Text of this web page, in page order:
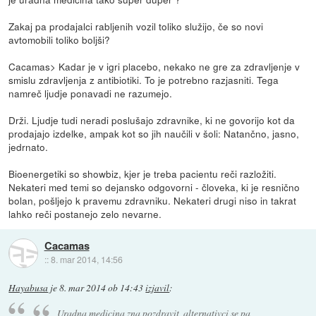
Zakaj pa prodajalci rabljenih vozil toliko služijo, če so novi
avtomobili toliko boljši?
Cacamas> Kadar je v igri placebo, nekako ne gre za zdravljenje v
smislu zdravljenja z antibiotiki. To je potrebno razjasniti. Tega
namreč ljudje ponavadi ne razumejo.
Drži. Ljudje tudi neradi poslušajo zdravnike, ki ne govorijo kot da
prodajajo izdelke, ampak kot so jih naučili v šoli: Natančno, jasno,
jedrnato.
Bioenergetiki so showbiz, kjer je treba pacientu reči razložiti.
Nekateri med temi so dejansko odgovorni - človeka, ki je resnično
bolan, pošljejo k pravemu zdravniku. Nekateri drugi niso in takrat
lahko reči postanejo zelo nevarne.
Cacamas
::8. mar 2014, 14:56
Hayabusa je8. mar 2014 ob 14:43izjavil:
Uradna medicina zna pozdravit, alternativci se pa